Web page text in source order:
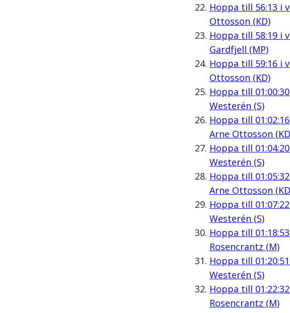
Hoppa till 56:13 i
Ottosson (KD)
Hoppa till 58:19i
Gardfjell (MP)
Hoppa till 59:16i
Ottosson (KD)
Hoppa till 01:00:30
Westerén (S)
Hoppa till 01:02:16
Arne Ottosson
Hoppa till 01:04:20
Westerén (S)
Hoppa till 01:05:32
Arne Ottosson
Hoppa till 01:07:22
Westerén (S)
Hoppa till 01:18:53
Rosencrantz (M)
Hoppa till 01:20:51
Westerén (S)
Hoppa till 01:22:32
Rosencrantz (M)